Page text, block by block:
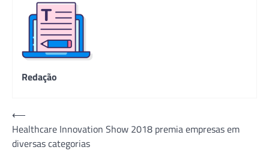
Redação
Navegação
de
⟵
Healthcare Innovation Show 2018 premia empresas em
diversas categorias